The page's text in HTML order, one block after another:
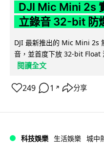
DJI Mic Mini 2s
立錄音 32-bit 防
DJI 最新推出的 Mic Mini 2s
音，並首度下放 32-bit Float
閱讀全文
249 1 ↗ 分享
科技娛樂 生活娛樂 城中